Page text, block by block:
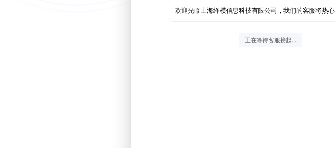
欢迎光临 上海绎模信息科技有限公司，我们的客服将热心
正在等待客服接起...